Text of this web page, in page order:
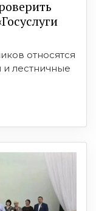
относятся
лестничные